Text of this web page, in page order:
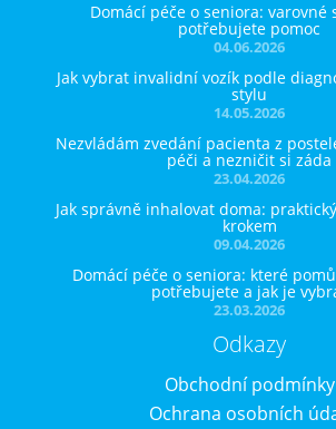
04.06.2026
Domácí péče o seniora: varovné
potřebujete pomoc
14.05.2026
Jak vybrat invalidní vozík podle
stylu
23.04.2026
Nezvládám zvedání pacienta z
péči a nezničit si záda
09.04.2026
Jak správně inhalovat doma:
krokem
23.03.2026
Domácí péče o seniora: které
potřebujete a jak je
Odkazy
Obchodní podmínky
Ochrana osobních